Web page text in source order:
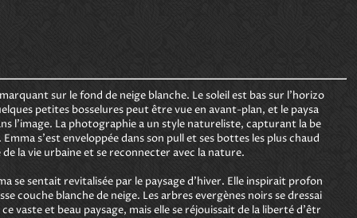
sur le fond de neige blanche. Le soleil est bas sur l'horizo
petites bosselures peut être vue en avant-plan, et le paysa
l'image. La photographie a un style natureliste, capturant la be
s'est enveloppée dans son pull et ses bottes les plus chaud
la vie urbaine et se reconnecter avec la nature.
se sentait revitalisée par le paysage d'hiver. Elle inspirait profon
couche blanche de neige. Les arbres evergènes noirs se dressai
vaste et beau paysage, mais elle se réjouissait de la liberté d'êtr